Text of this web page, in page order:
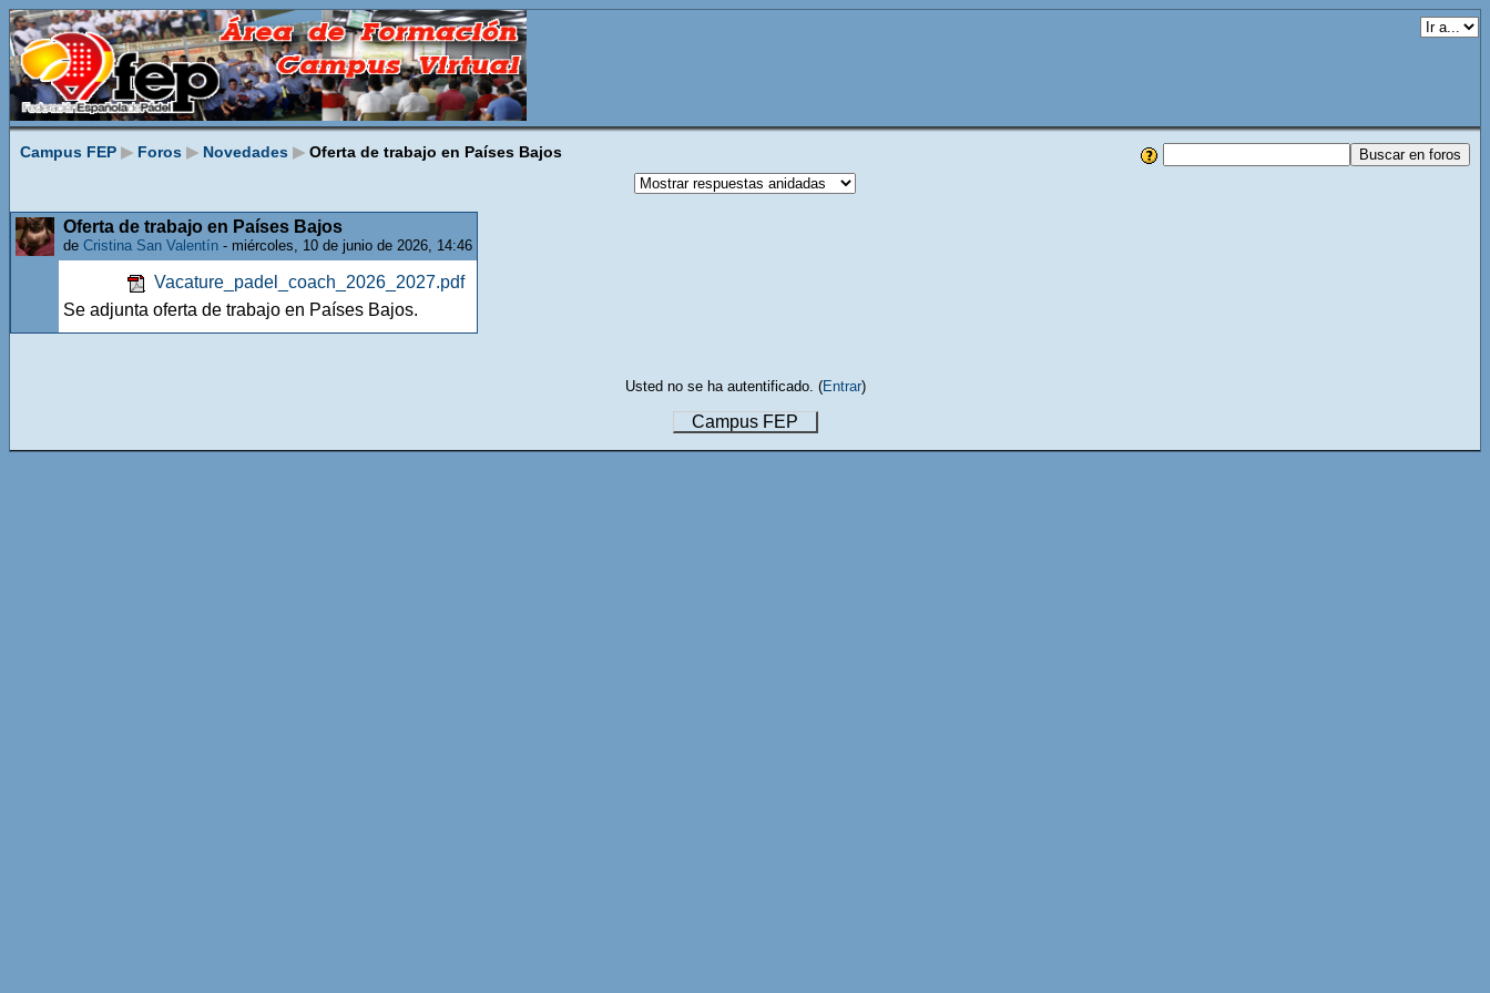
Campus FEP ▶ Foros ▶ Novedades ▶ Oferta de trabajo en Países Bajos
Oferta de trabajo en Países Bajos
de Cristina San Valentín - miércoles, 10 de junio de 2026, 14:46
Vacature_padel_coach_2026_2027.pdf
Se adjunta oferta de trabajo en Países Bajos.
Usted no se ha autentificado. (Entrar)
Campus FEP